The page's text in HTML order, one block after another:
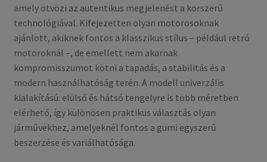
amely ötvözi az autentikus megjelenést a korszerű
technológiával. Kifejezetten olyan motorosoknak
ajánlott, akiknek fontos a klasszikus stílus – például retró
motoroknál –, de emellett nem akarnak
kompromisszumot kötni a tapadás, a stabilitás és a
modern használhatóság terén. A modell univerzális
kialakítású: elülső és hátsó tengelyre is több méretben
elérhető, így különösen praktikus választás olyan
járművekhez, amelyeknél fontos a gumi egyszerű
beszerzése és variálhatósága.